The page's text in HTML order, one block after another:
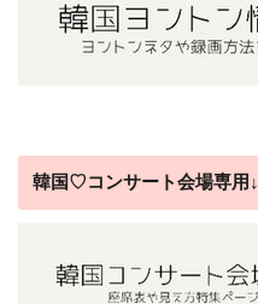
韓国♡コンサート会場専用↓